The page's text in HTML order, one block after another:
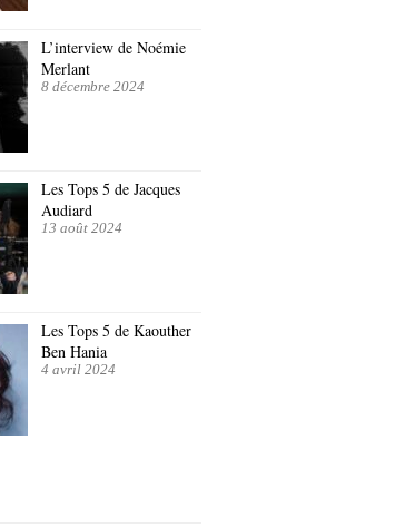
L’interview de Noémie
Merlant
8 décembre 2024
Les Tops 5 de Jacques
Audiard
13 août 2024
Les Tops 5 de Kaouther
Ben Hania
4 avril 2024